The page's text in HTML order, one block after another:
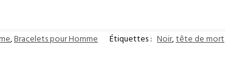
,Bracelets pour Homme Étiquettes : Noir,tête de mort